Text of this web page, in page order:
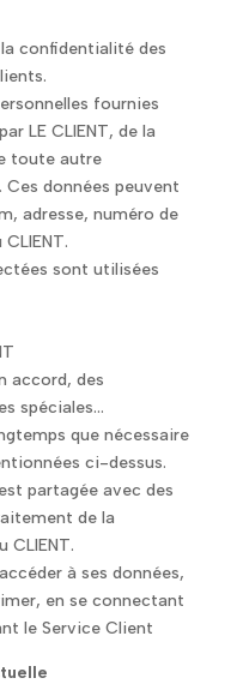
la confidentialité des
fournies
LE CLIENT, de la
toute autre
données peuvent
adresse, numéro de
sont utilisées
accord, des
spéciales…
que nécessaire
ci-dessus.
partagée avec des
de la
CLIENT.
à ses données,
en se connectant
le Service Client